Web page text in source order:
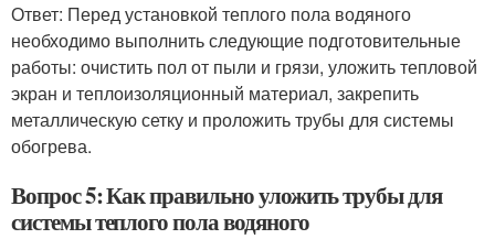
Ответ: Перед установкой теплого пола водяного
необходимо выполнить следующие подготовительные
работы: очистить пол от пыли и грязи, уложить тепловой
экран и теплоизоляционный материал, закрепить
металлическую сетку и проложить трубы для системы
обогрева.
Вопрос 5: Как правильно уложить трубы для
системы теплого пола водяного